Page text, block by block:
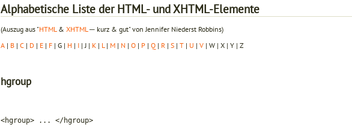
Alphabetische Liste der HTML- und XHTML-Elemente
(Auszug aus "HTML & XHTML ─ kurz & gut" von Jennifer Niederst Robbins)
A | B | C | D | E | F | G | H | I | J | K | L | M | N | O | P | Q | R | S | T | U | V | W | X | Y | Z
hgroup
<hgroup> ... </hgroup>